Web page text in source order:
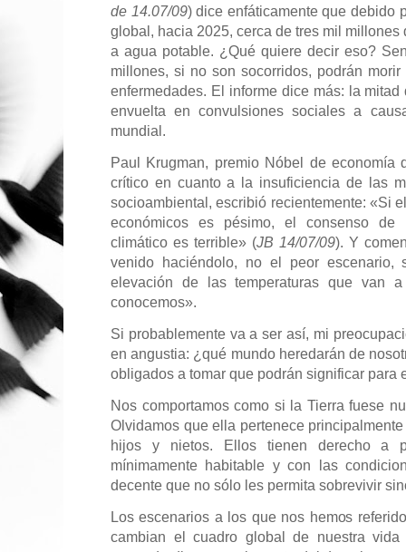
de 14.07/09) dice enfáticamente que debido
global, hacia 2025, cerca de tres mil
a agua potable. ¿Qué quiere decir eso?
millones, si no son socorridos, podrán
enfermedades. El informe dice más: la
envuelta en convulsiones sociales a
mundial.
Paul Krugman, premio Nóbel de economía
crítico en cuanto a la insuficiencia de las
socioambiental, escribió recientemente: «Si
económicos es pésimo, el consenso de
climático es terrible» (JB 14/07/09). Y
venido haciéndolo, no el peor
elevación de las temperaturas que van
conocemos».
Si probablemente va a ser así, mi
en angustia: ¿qué mundo heredarán de
obligados a tomar que podrán significar para
Nos comportamos como si la Tierra fuese
Olvidamos que ella pertenece
hijos y nietos. Ellos tienen derecho a
mínimamente habitable y con las
decente que no sólo les permita sobrevivir
Los escenarios a los que nos hemos
cambian el cuadro global de nuestra